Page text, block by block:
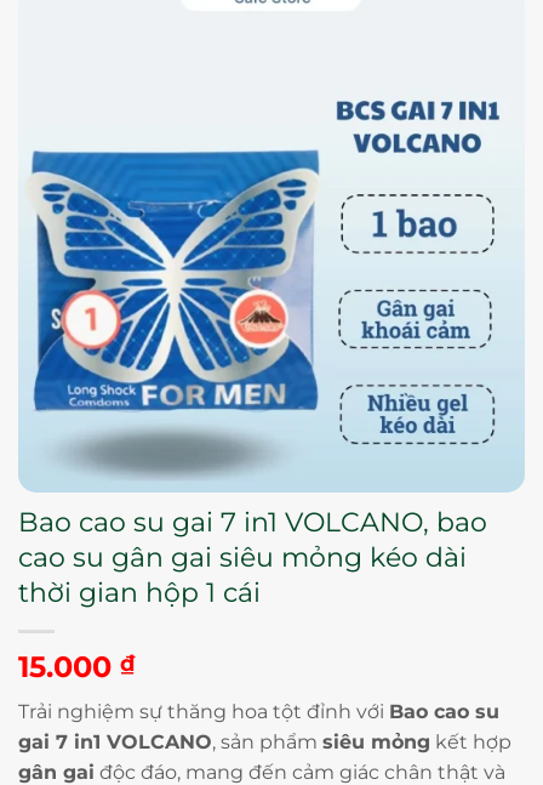
Bao cao su gai 7 in1 VOLCANO, bao
cao su gân gai siêu mỏng kéo dài
thời gian hộp 1 cái
15.000 ₫
Trải nghiệm sự thăng hoa tột đỉnh với Bao cao su
gai 7 in1 VOLCANO, sản phẩm siêu mỏng kết hợp
gân gai độc đáo, mang đến cảm giác chân thật và